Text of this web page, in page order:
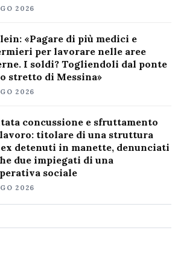
2026
«Pagare di più medici e
per lavorare nelle aree
I soldi? Togliendoli dal ponte
stretto di Messina»
2026
concussione e sfruttamento
titolare di una struttura
detenuti in manette, denunciati
due impiegati di una
sociale
2026